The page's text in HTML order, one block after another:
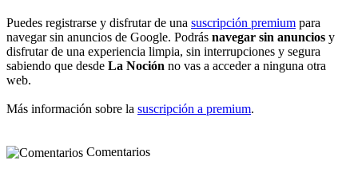
Puedes registrarse y disfrutar de una suscripción premium para
navegar sin anuncios de Google. Podrás navegar sin anuncios y
disfrutar de una experiencia limpia, sin interrupciones y segura
sabiendo que desde La Noción no vas a acceder a ninguna otra
web.
Más información sobre la suscripción a premium.
Comentarios